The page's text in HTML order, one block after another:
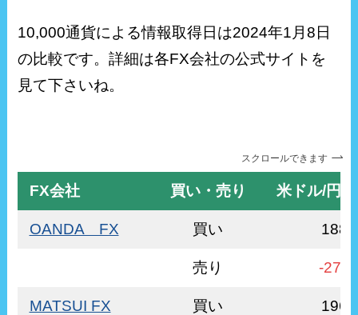
10,000通貨による情報取得日は2024年1月8日
の比較です。詳細は各FX会社の公式サイトを
見て下さいね。
スクロールできます
FX会社 買い・売り 米ドル/円
OANDA FX 買い 188
売り -270
MATSUI FX 買い 196